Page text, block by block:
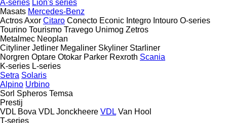
A-series Lion's series
Masats Mercedes-Benz
ActrosAxor Citaro Conecto Econic Integro Intouro O-series
Tourino Tourismo Travego Unimog Zetros
Metalmec Neoplan
Cityliner Jetliner Megaliner Skyliner Starliner
Norgren Optare Otokar Parker Rexroth Scania
K-series L-series
Setra Solaris
Alpino Urbino
Sorl Spheros Temsa
Prestij
VDL Bova VDL Jonckheere VDL Van Hool
T-series